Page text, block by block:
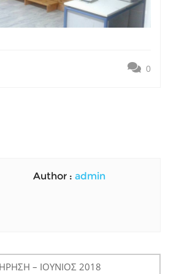
0
Author : admin
– ΙΟΥΝΙΟΣ 2018